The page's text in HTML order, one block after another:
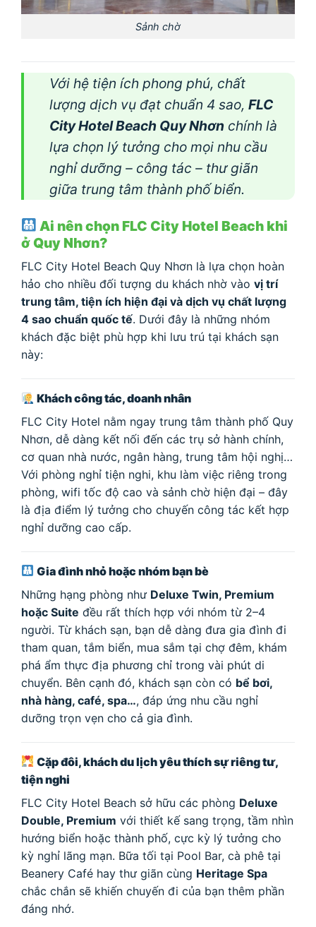
Sảnh chờ
Với hệ tiện ích phong phú, chất
lượng dịch vụ đạt chuẩn 4 sao, FLC
City Hotel Beach Quy Nhơn chính là
lựa chọn lý tưởng cho mọi nhu cầu
nghỉ dưỡng – công tác – thư giãn
giữa trung tâm thành phố biển.
Ai nên chọn FLC City Hotel Beach khi
ở Quy Nhơn?
FLC City Hotel Beach Quy Nhơn là lựa chọn hoàn
hảo cho nhiều đối tượng du khách nhờ vào vị trí
trung tâm, tiện ích hiện đại và dịch vụ chất lượng
4 sao chuẩn quốc tế. Dưới đây là những nhóm
khách đặc biệt phù hợp khi lưu trú tại khách sạn
này:
Khách công tác, doanh nhân
FLC City Hotel nằm ngay trung tâm thành phố Quy
Nhơn, dễ dàng kết nối đến các trụ sở hành chính,
cơ quan nhà nước, ngân hàng, trung tâm hội nghị…
Với phòng nghỉ tiện nghi, khu làm việc riêng trong
phòng, wifi tốc độ cao và sảnh chờ hiện đại – đây
là địa điểm lý tưởng cho chuyến công tác kết hợp
nghỉ dưỡng cao cấp.
Gia đình nhỏ hoặc nhóm bạn bè
Những hạng phòng như Deluxe Twin, Premium
hoặc Suite đều rất thích hợp với nhóm từ 2–4
người. Từ khách sạn, bạn dễ dàng đưa gia đình đi
tham quan, tắm biển, mua sắm tại chợ đêm, khám
phá ẩm thực địa phương chỉ trong vài phút di
chuyển. Bên cạnh đó, khách sạn còn có bể bơi,
nhà hàng, café, spa…, đáp ứng nhu cầu nghỉ
dưỡng trọn vẹn cho cả gia đình.
Cặp đôi, khách du lịch yêu thích sự riêng tư,
tiện nghi
FLC City Hotel Beach sở hữu các phòng Deluxe
Double, Premium với thiết kế sang trọng, tầm nhìn
hướng biển hoặc thành phố, cực kỳ lý tưởng cho
kỳ nghỉ lãng mạn. Bữa tối tại Pool Bar, cà phê tại
Beanery Café hay thư giãn cùng Heritage Spa
chắc chắn sẽ khiến chuyến đi của bạn thêm phần
đáng nhớ.